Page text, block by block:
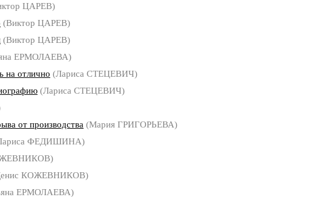
ЦАРЕВ)
(Виктор ЦАРЕВ)
(Виктор ЦАРЕВ)
ЕРМОЛАЕВА)
на отлично (Лариса СТЕЦЕВИЧ)
(Лариса СТЕЦЕВИЧ)
от производства (Мария ГРИГОРЬЕВА)
ФЕДИШИНА)
КОЖЕВНИКОВ)
ЕРМОЛАЕВА)